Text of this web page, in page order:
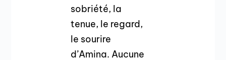
sobriété, la
tenue, le regard,
le sourire
d’Amina. Aucune